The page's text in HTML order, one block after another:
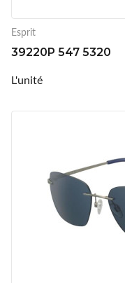
Esprit
39220P 547 5320
L'unité